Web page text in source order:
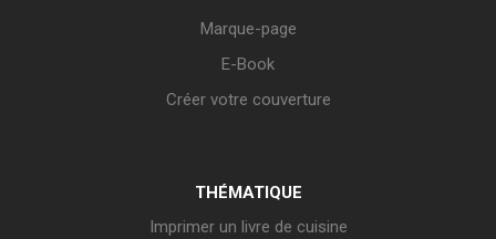
Marque-page
E-Book
Créer votre couverture
THÉMATIQUE
Imprimer un livre de cuisine